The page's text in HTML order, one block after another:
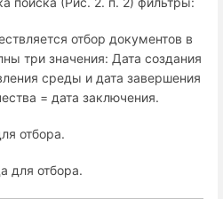
отбор документов в
три значения: Дата создания
среды и дата завершения
= дата заключения.
отбора.
для отбора.